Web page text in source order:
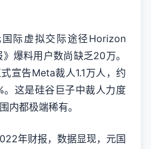
际虚拟交际途径Horizon
爆料用户数尚缺乏20万。
宣告Meta裁人1.1万人，约
。这是硅谷巨子中裁人力度
内都极端稀有。
年财报，数据显现，元国